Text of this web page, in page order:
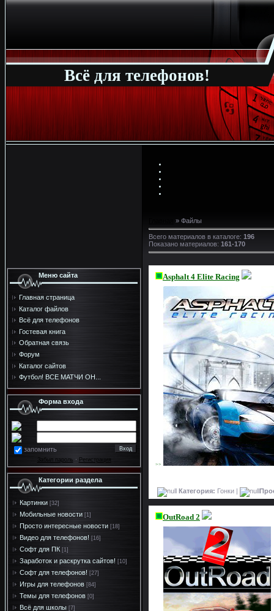
Всё для телефонов!
Меню сайта
Главная страница
Каталог файлов
Всё для телефонов
Гостевая книга
Обратная связь
Форум
Каталог сайтов
Футбол! ВСЕ МАТЧИ ОН...
Форма входа
запомнить
Забыл пароль · Регистрация
Категории раздела
Картинки [32]
Мобильные новости [1]
Просто интересные новости [18]
Видео для телефонов! [16]
Софт для ПК [1]
Заработок и раскрутка сайтов! [10]
Софт для телефонов! [27]
Игры для телефонов [84]
Темы для телефонов [0]
Всё для школы [7]
» Файлы
Всего материалов в каталоге: 196
Показано материалов: 161-170
Asphalt 4 Elite Racing
>>
Категория: Гонки |
OutRoad 2